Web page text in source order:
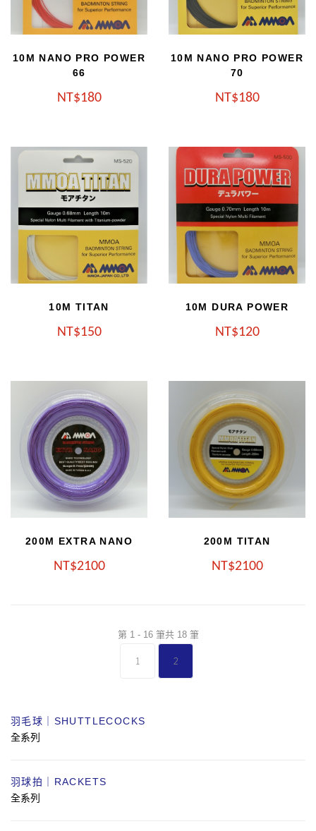
10M NANO PRO POWER
66
NT 180
10M NANO PRO POWER
70
NT 180
10M TITAN
NT 150
10M DURA POWER
NT 120
200M EXTRA NANO
NT 2100
200M TITAN
NT 2100
第 1 - 16 筆共 18 筆
1 2
羽毛球｜SHUTTLECOCKS
全系列
羽球拍｜RACKETS
全系列